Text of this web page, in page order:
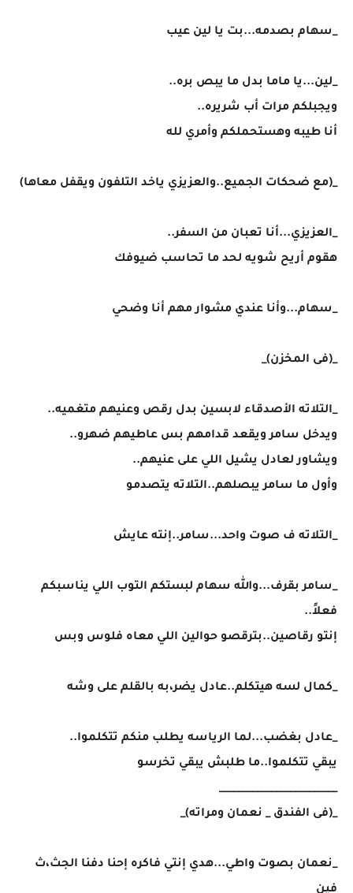
_سهام بصدمه...بت يا لين عيب
_لين...يا ماما بدل ما يبص بره..
ويجبلكم مرات أب شريره..
أنا طيبه وهستحملكم وأمري لله
_(مع ضحكات الجميع..والعزيزي ياخد التلفون ويقفل معاها)
_العزيزي...أنا تعبان من السفر..
هقوم أريح شويه لحد ما تحاسب ضيوفك
_سهام...وأنا عندي مشوار مهم أنا وضحي
_(فى المخزن)_
_التلاته الأصدقاء لابسين بدل رقص وعنيهم متغميه..
ويدخل سامر ويقعد قدامهم بس عاطيهم ضهرو..
ويشاور لعادل يشيل اللي على عنيهم..
وأول ما سامر يبصلهم..التلاته يتصدمو
_التلاته ف صوت واحد...سامر..إنته عايش
_سامر بقرف...والله سهام لبستكم التوب اللي يناسبكم
فعلاً..
إنتو رقاصين..بترقصو حوالين اللي معاه فلوس وبس
_كمال لسه هيتكلم..عادل يضر،به بالقلم على وشه
_عادل بغضب...لما الرياسه يطلب منكم تتكلموا..
يبقي تتكلموا..ما طلبش يبقي تخرسو
_________________________
_(فى الفندق _ نعمان ومراته)_
_نعمان بصوت واطي...هدي إنتي فاكره إحنا دفنا الجث،ث
فين